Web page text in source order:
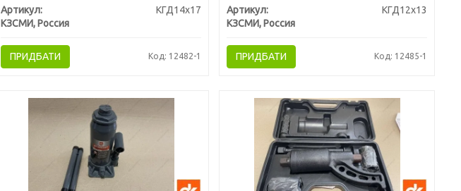
Артикул:
КГД14х17
КЗСМИ, Россия
ПРИДБАТИ Код: 12482-1
Артикул:
КГД12х13
КЗСМИ, Россия
ПРИДБАТИ Код: 12485-1